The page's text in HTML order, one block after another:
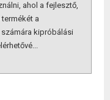
ahol a fejlesztő,
a
kipróbálási